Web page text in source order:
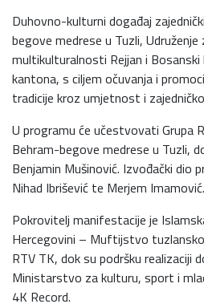
Duhovno-kulturni događaj
begove medrese u Tuzli, Udruženje
multikulturalnosti Rejjan i
kantona, s ciljem očuvanja i
tradicije kroz umjetnost i
U programu će učestvovati Grupa
Behram-begove medrese u Tuzli,
Benjamin Mušinović. Izvođački dio
Nihad Ibrišević te Merjem Imamović.
Pokrovitelj manifestacije je
Hercegovini – Muftijstvo
RTV TK, dok su podršku realizaciji
Ministarstvo za kulturu, sport i
4K Record.